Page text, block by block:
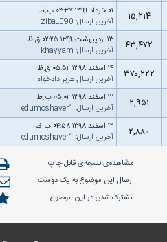
۱۵,۲۱۴
۰۱ خرداد ۱۳۹۹ ۰۳:۳۷ ب.ظ
آخرین ارسال:
ziba_090
۴۳,۴۷۲
۱۳ اردیبهشت ۱۳۹۹ ۰۲:۲۵ ق.ظ
آخرین ارسال:
khayyam
۳۷۰,۲۲۲
۱۴ اسفند ۱۳۹۸ ۰۵:۵۲ ق.ظ
آخرین ارسال:عزیز دادخواه
۲,۹۵۱
۱۲ اسفند ۱۳۹۸ ۰۵:۰۲ ب.ظ
آخرین ارسال:
edumoshaver1
۲,۸۸۰
۱۲ اسفند ۱۳۹۸ ۰۴:۵۸ ب.ظ
آخرین ارسال:
edumoshaver1
مشاهده‌ی نسخه‌ی قابل چاپ
ارسال این موضوع به یک دوست
مشترک شدن در این موضوع